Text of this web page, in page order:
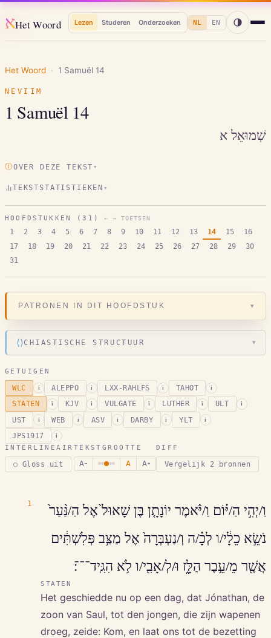
אHet Woord Lezen Studeren Onderzoeken NL EN
Het Woord · 1 Samuël 14
NEVIIM
1 Samuël 14
שְׁמוּאֵל א
ⒾOVER DEZE TEKST ▾
TEKSTSTATISTIEKEN ▾
HOOFDSTUKKEN (31 ) ← → TOETSEN
1 2 3 4 5 6 7 8 9 10 11 12 13 14 15
16
17
18 19 20 21 22 23 24 25 26 27 28 29
30
31
PATRONEN IN DIT HOOFDSTUK ▾
⟨⟩CHIASTISCHE STRUCTUUR ▾
GETUIGEN
WLC i ALEPPO i LXX-RAHLFS i TAHOT i
STATEN i KJV i VULGATE i LUTHER i ULT i
UST i WEB i ASV i DARBY i YLT i
JPS1917 i
INTERLINEAIR
○ Gloss uit
TEKSTGROOTTE
A− A A+
DIFF
Vergelijk 2 bronnen
1
וַ/יְהִ֣י הַ/יּ֗וֹם וַ/יֹּ֨אמֶר יוֹנָתָ֤ן בֶּן שָׁאוּל֙ אֶל הַ/נַּ֨עַר֙
נֹשֵׂ֣א כֵלָ֔י/ו לְכָ֗/ה וְ/נַעְבְּרָה֙ אֶל מַצַּ֣ב פְּלִשְׁתִּ֔ים
אֲשֶׁ֖ר מֵ/עֵ֣בֶר הַלָּ֑ז וּ/לְ/אָבִ֖י/ו לֹ֥א הִגִּֽיד־־־׃
STATEN
Het geschiedde nu op een dag, dat Jónathan, de
zoon van Saul, tot den jongen, die zijn wapenen
droeg, zeide: Kom, en laat ons tot de bezetting